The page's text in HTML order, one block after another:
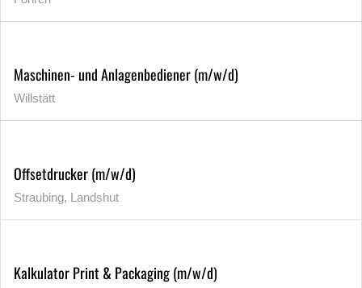
Maschinen- und Anlagenbediener (m/w/d)
Willstätt
Offsetdrucker (m/w/d)
Straubing, Landshut
Kalkulator Print & Packaging (m/w/d)